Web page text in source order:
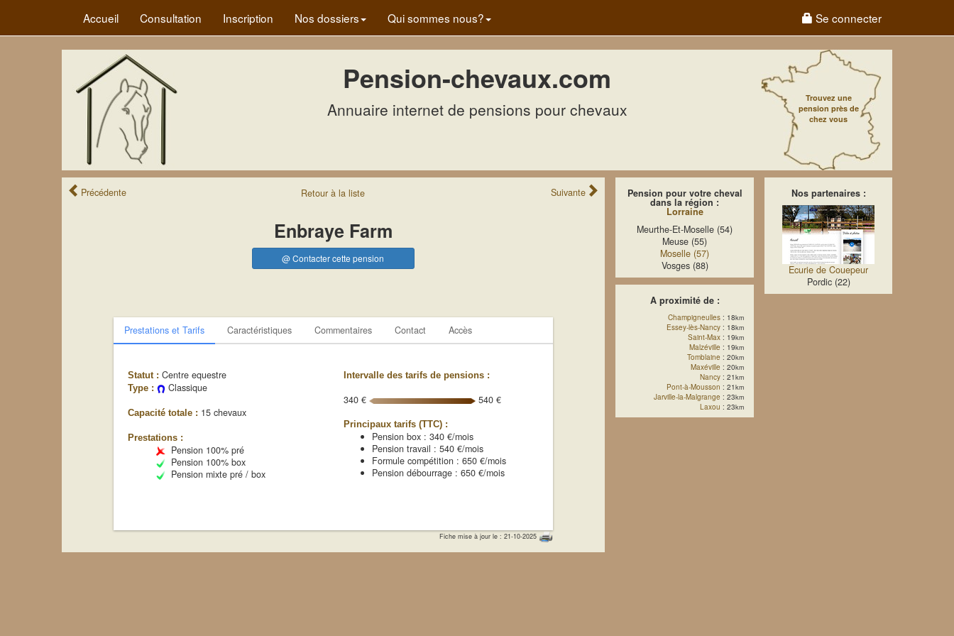
Accueil Consultation Inscription Nos dossiers Qui sommes nous? Se connecter
Pension-chevaux.com
Annuaire internet de pensions pour chevaux
Trouvez une
pension près de
chez vous
Précédente Retourà laliste Suivante
Enbraye Farm
@ Contacter cette pension
Prestations et Tarifs Caractéristiques Commentaires Contact Accès
Statut : Centre equestre
Type : Classique
Capacité totale : 15 chevaux
Prestations :
Pension 100% pré
Pension 100% box
Pension mixte pré / box
Intervalle des tarifs de pensions :
340 € 540 €
Principaux tarifs (TTC) :
Pension box : 340 €/mois
Pension travail : 540 €/mois
Formule compétition : 650 €/mois
Pension débourrage : 650 €/mois
Fiche mise à jour le : 21-10-2025
Pension pour votre cheval
dans la région :
Lorraine
Meurthe-Et-Moselle (54)
Meuse (55)
Moselle (57)
Vosges (88)
A proximité de :
Champigneulles : 18km
Essey-lès-Nancy : 18km
Saint-Max : 19km
Malzéville : 19km
Tomblaine : 20km
Maxéville : 20km
Nancy : 21km
Pont-à-Mousson : 21km
Jarville-la-Malgrange : 23km
Laxou : 23km
Nos partenaires :
Ecurie de Couepeur
Pordic (22)